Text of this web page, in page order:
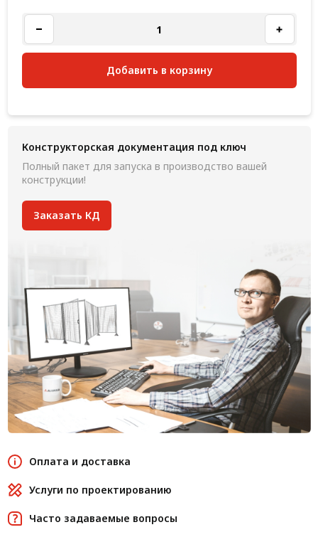
Добавить в корзину
Конструкторская документация под ключ
Полный пакет для запуска в производство вашей
конструкции!
Заказать КД
Оплата и доставка
Услуги по проектированию
Часто задаваемые вопросы